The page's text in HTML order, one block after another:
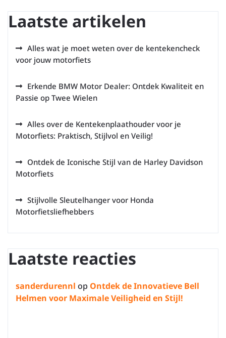
Laatste artikelen
Alles wat je moet weten over de kentekencheck
voor jouw motorfiets
Erkende BMW Motor Dealer: Ontdek Kwaliteit en
Passie op Twee Wielen
Alles over de Kentekenplaathouder voor je
Motorfiets: Praktisch, Stijlvol en Veilig!
Ontdek de Iconische Stijl van de Harley Davidson
Motorfiets
Stijlvolle Sleutelhanger voor Honda
Motorfietsliefhebbers
Laatste reacties
sanderdurennl op Ontdek de Innovatieve Bell
Helmen voor Maximale Veiligheid en Stijl!